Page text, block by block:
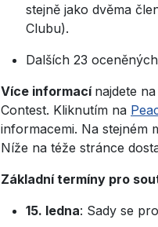
stejně jako dvěma
Clubu).
Dalších 23
Více informací najdete na
Contest. Kliknutím na
informacemi. Na stejném
Níže na téže stránce
Základní termíny pro
15. ledna: Sady se